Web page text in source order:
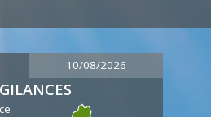
10/08/2026